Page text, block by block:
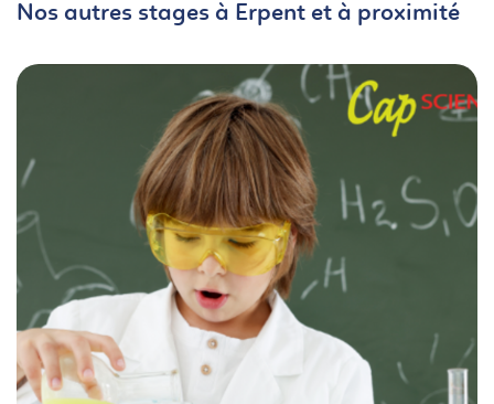
Nos autres stages à Erpent et à proximité